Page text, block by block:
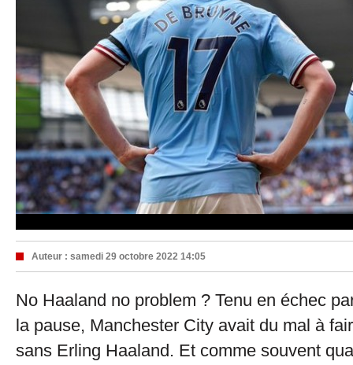
Auteur : samedi 29 octobre 2022 14:05
No Haaland no problem ? Tenu en échec
la pause, Manchester City avait du mal à
sans Erling Haaland. Et comme souvent